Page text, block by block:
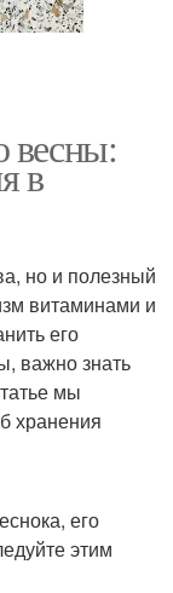
весны:
в
но и полезный
витаминами и
его
важно знать
мы
хранения
его
этим